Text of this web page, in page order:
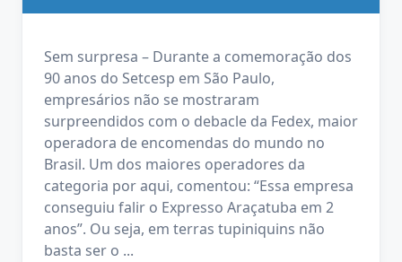
Sem surpresa – Durante a comemoração dos
90 anos do Setcesp em São Paulo,
empresários não se mostraram
surpreendidos com o debacle da Fedex, maior
operadora de encomendas do mundo no
Brasil. Um dos maiores operadores da
categoria por aqui, comentou: “Essa empresa
conseguiu falir o Expresso Araçatuba em 2
anos”. Ou seja, em terras tupiniquins não
basta ser o ...